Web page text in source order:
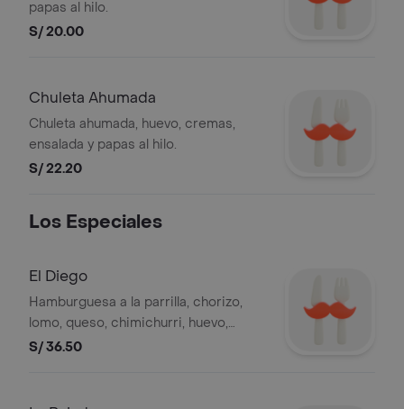
papas al hilo.
S/ 20.00
Chuleta Ahumada
Chuleta ahumada, huevo, cremas,
ensalada y papas al hilo.
S/ 22.20
Los Especiales
El Diego
Hamburguesa a la parrilla, chorizo,
lomo, queso, chimichurri, huevo,
cremas, ensalada y papas al hilo.
S/ 36.50